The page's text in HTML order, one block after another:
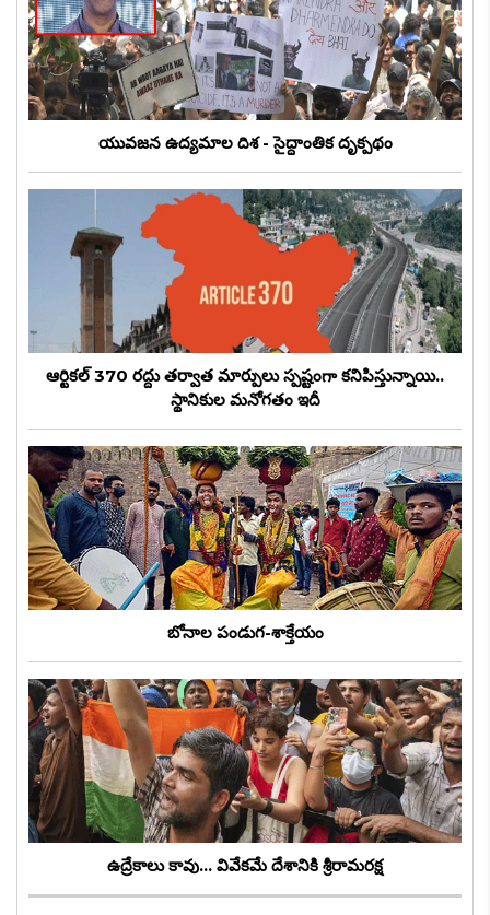
యువజన ఉద్యమాల దిశ - సైద్ధాంతిక దృక్పథం
ఆర్టికల్ 370 రద్దు తర్వాత మార్పులు స్పష్టంగా కనిపిస్తున్నాయి..
స్థానికుల మనోగతం ఇదీ
బోనాల పండుగ-శాక్తేయం
ఉద్రేకాలు కావు... వివేకమే దేశానికి శ్రీరామరక్ష